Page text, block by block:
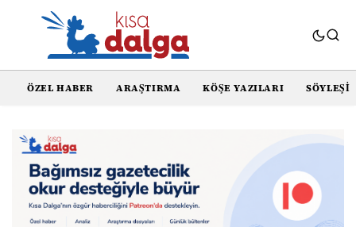
ÖZEL HABER ARAŞTIRMA KÖŞE YAZILARI SÖYLEŞI